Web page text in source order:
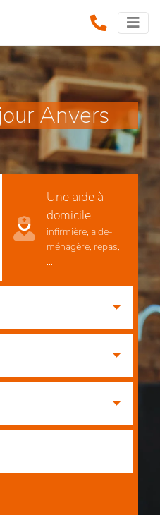
Anvers
Une aide à
domicile
infirmière, aide-
ménagère, repas,
...